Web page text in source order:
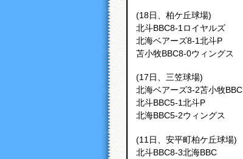
(18日、柏ケ丘球場)
北斗BBC8‐1ロイヤルズ
北海ベアーズ8‐1北斗P
苫小牧BBC8‐0ウィングス
(17日、三笠球場)
北海ベアーズ3-2苫小牧BBC
北斗BBC5-1北斗P
北海BBC5-2ウィングス
(11日、安平町柏ケ丘球場)
北斗BBC8‐3北海BBC